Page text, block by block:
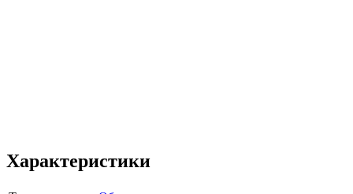
Характеристики